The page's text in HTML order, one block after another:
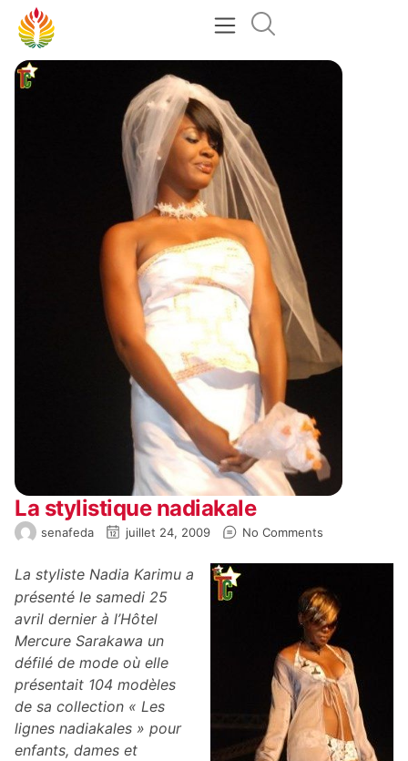
La stylistique nadiakale
senafeda juillet 24, 2009 No Comments
La styliste Nadia Karimu a
présenté le samedi 25
avril dernier à l’Hôtel
Mercure Sarakawa un
défilé de mode où elle
présentait 104 modèles
de sa collection « Les
lignes nadiakales » pour
enfants, dames et